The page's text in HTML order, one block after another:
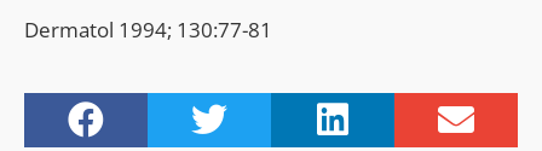
Dermatol 1994; 130:77-81